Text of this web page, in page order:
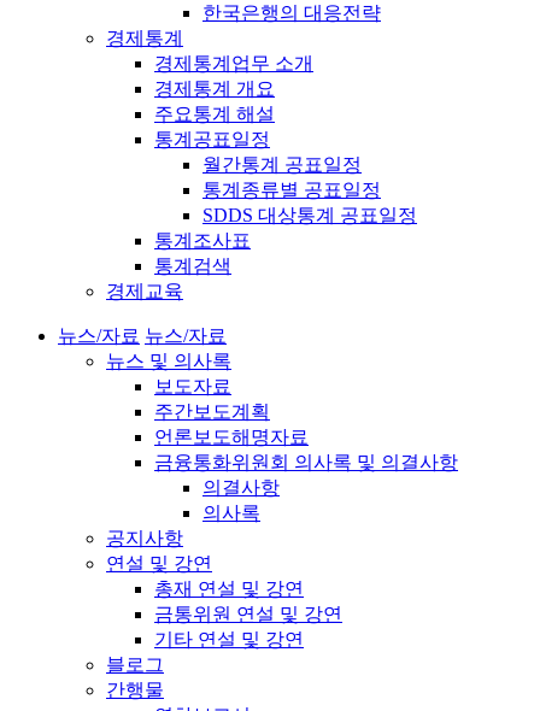
한국은행의 대응전략
경제통계
경제통계업무 소개
경제통계 개요
주요통계 해설
통계공표일정
월간통계 공표일정
통계종류별 공표일정
SDDS 대상통계 공표일정
통계조사표
통계검색
경제교육
뉴스/자료 뉴스/자료
뉴스 및 의사록
보도자료
주간보도계획
언론보도해명자료
금융통화위원회 의사록 및 의결사항
의결사항
의사록
공지사항
연설 및 강연
총재 연설 및 강연
금통위원 연설 및 강연
기타 연설 및 강연
블로그
간행물